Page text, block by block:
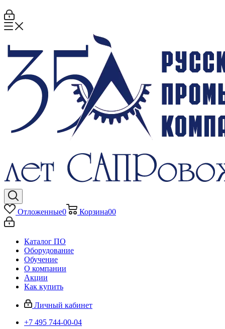
Отложенные0 Корзина00
Каталог ПО
Оборудование
Обучение
О компании
Акции
Как купить
Личный кабинет
+7 495 744-00-04